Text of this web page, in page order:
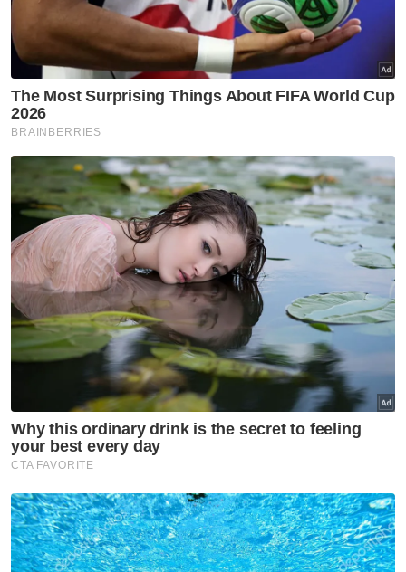
Feri ikonik tidak berupaya beroperasi di laut
Zii Jia tarik diri Terbuka Denmark
Susulan daripada itu, Printhero sedang
mempertimbangkan penggunaan
pelampung bagi mengangkat dan
menstabilkan feri berkenaan, seterusnya
kerja-kerja mengenalpasti serta menampal
kebocoran dilaksanakan.
"Feri tersebut seterusnya akan dibawa ke
lokasi akhir Feri Muzium Terapung di Tanjung
City Marina (TCM). Kerja-kerja memasang
cerucuk dan pemasangan meter elektrik di
lokasi Feri Muzium Terapung telah selesai
dilaksanakan.